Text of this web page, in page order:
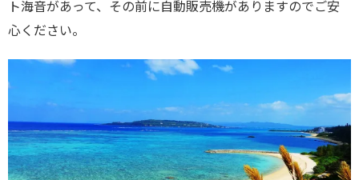
ト海音があって、その前に自動販売機がありますのでご安
心ください。